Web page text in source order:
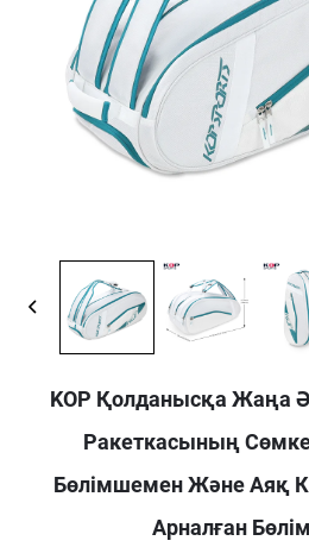
KOP Қолданысқа Жаңа
Ракеткасының
Бөлімшемен Және Аяқ
Арналған